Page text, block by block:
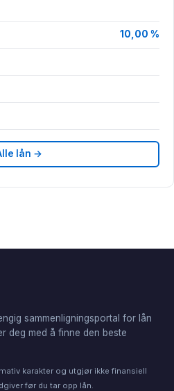
10,00 %
lån →
sammenligningsportal for lån
deg med å finne den beste
karakter og utgjør ikke finansiell
før du tar opp lån.